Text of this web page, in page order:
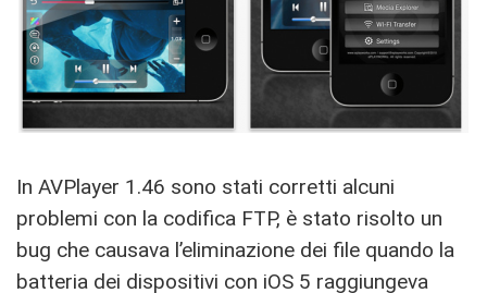
In AVPlayer 1.46 sono stati corretti alcuni
problemi con la codifica FTP, è stato risolto un
bug che causava l’eliminazione dei file quando la
batteria dei dispositivi con iOS 5 raggiungeva